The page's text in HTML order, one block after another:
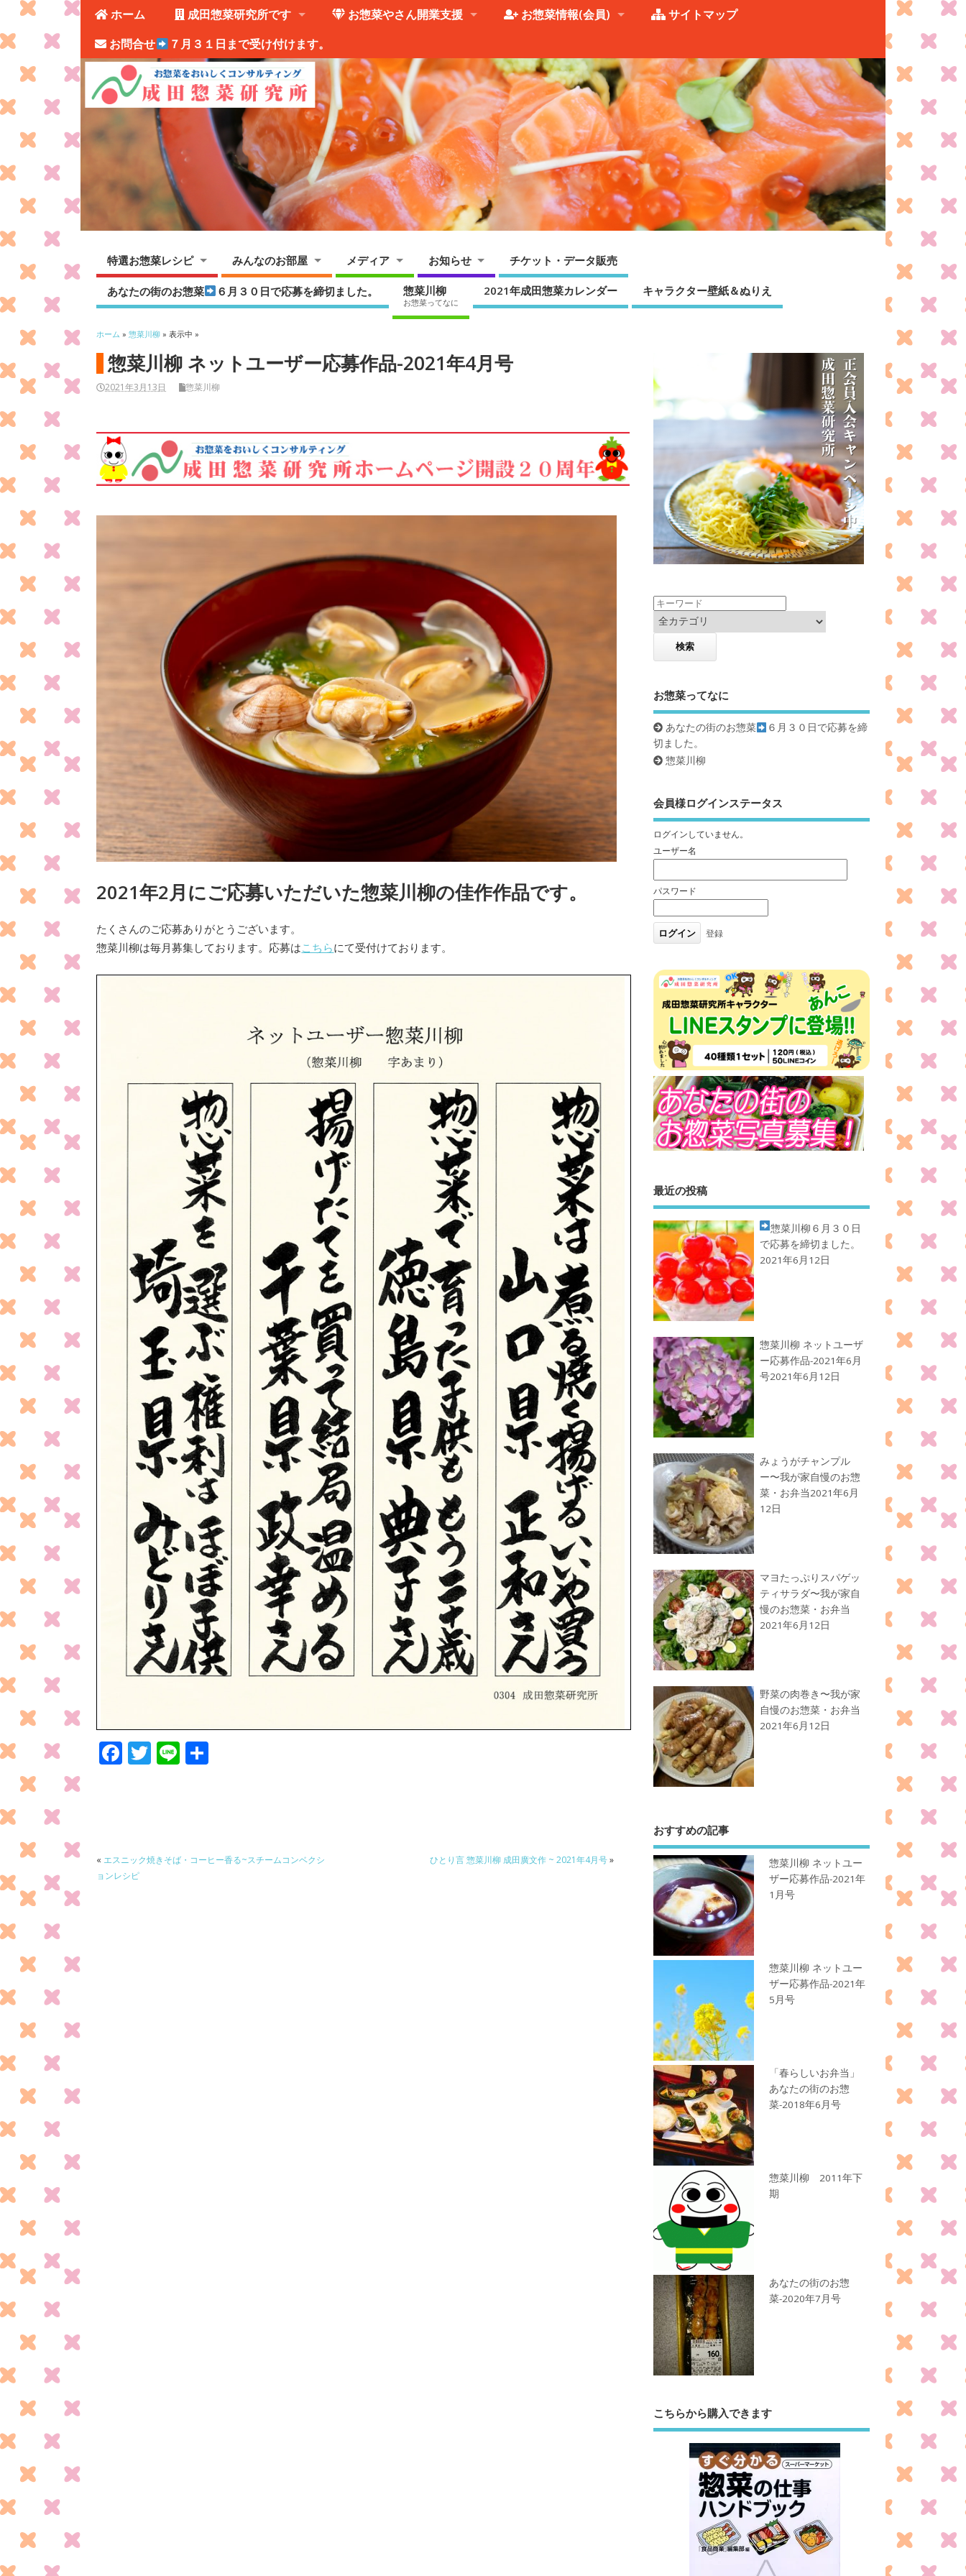
ホーム 成田惣菜研究所です お惣菜やさん開業支援 お惣菜情報(会員)
サイトマップ
お問合せ
７月３１日まで受け付けます。
特選お惣菜レシピ みんなのお部屋 メディア お知らせ チケット・データ販売
あなたの街のお惣菜 ６月３０日で応募を締切ました。 惣菜川柳
お惣菜ってなに
2021年成田惣菜カレンダー キャラクター壁紙＆ぬりえ
ホーム »惣菜川柳 » 表示中 »
惣菜川柳 ネットユーザー応募作品-2021年4月号
2021年3月13日 惣菜川柳
2021年2月にご応募いただいた惣菜川柳の佳作作品です。
たくさんのご応募ありがとうございます。
惣菜川柳は毎月募集しております。応募はこちらにて受付けております。
F
o
T Li
« エスニック焼きそば・コーヒー香る~スチームコンベクシ
ョンレシピ
ひとり言 惣菜川柳 成田廣文作 ~ 2021年4月号»
お惣菜ってなに
あなたの街のお惣菜
６月３０日で応募を締
切ました。
惣菜川柳
会員様ログインステータス
ログインしていません。
ユーザー名
パスワード
登録
最近の投稿
惣菜川柳 ６月３０日
で応募を締切ました。
2021年6月12日
惣菜川柳 ネットユーザ
ー応募作品-2021年6月
号2021年6月12日
みょうがチャンプル
ー〜我が家自慢のお惣
菜・お弁当2021年6月
12日
マヨたっぷりスパゲッ
ティサラダ〜我が家自
慢のお惣菜・お弁当
2021年6月12日
野菜の肉巻き〜我が家
自慢のお惣菜・お弁当
2021年6月12日
おすすめの記事
惣菜川柳 ネットユー
ザー応募作品-2021年
1月号
惣菜川柳 ネットユー
ザー応募作品-2021年
5月号
「春らしいお弁当」
あなたの街のお惣
菜-2018年6月号
惣菜川柳 2011年下
期
あなたの街のお惣
菜-2020年7月号
こちらから購入できます